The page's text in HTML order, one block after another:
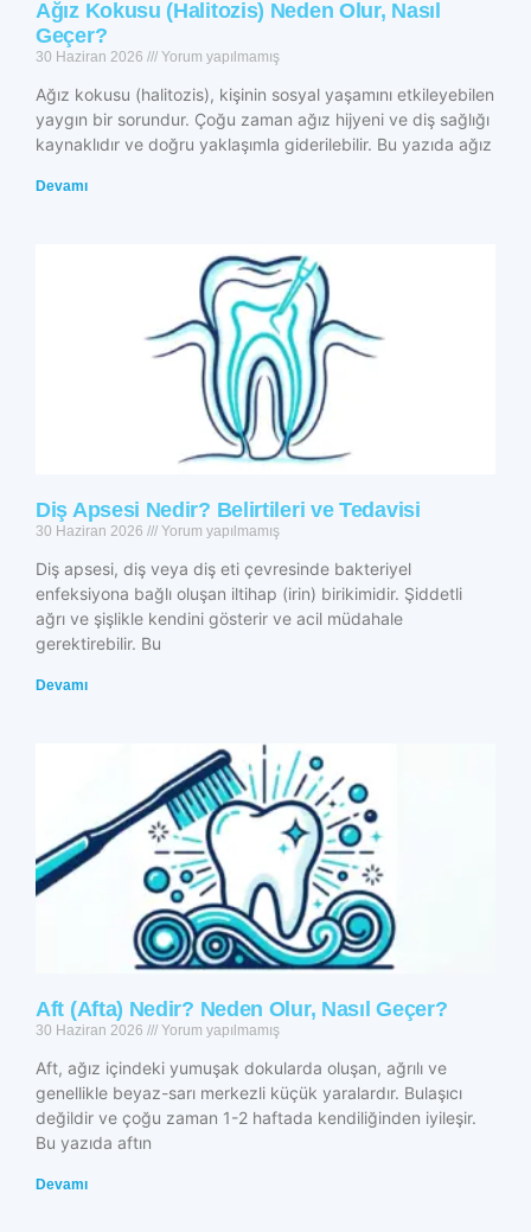
Ağız Kokusu (Halitozis) Neden Olur, Nasıl
Geçer?
30 Haziran 2026 Yorum yapılmamış
Ağız kokusu (halitozis), kişinin sosyal yaşamını etkileyebilen
yaygın bir sorundur. Çoğu zaman ağız hijyeni ve diş sağlığı
kaynaklıdır ve doğru yaklaşımla giderilebilir. Bu yazıda ağız
Devamı
Diş Apsesi Nedir? Belirtileri ve Tedavisi
30 Haziran 2026 Yorum yapılmamış
Diş apsesi, diş veya diş eti çevresinde bakteriyel
enfeksiyona bağlı oluşan iltihap (irin) birikimidir. Şiddetli
ağrı ve şişlikle kendini gösterir ve acil müdahale
gerektirebilir. Bu
Devamı
Aft (Afta) Nedir? Neden Olur, Nasıl Geçer?
30 Haziran 2026 Yorum yapılmamış
Aft, ağız içindeki yumuşak dokularda oluşan, ağrılı ve
genellikle beyaz-sarı merkezli küçük yaralardır. Bulaşıcı
değildir ve çoğu zaman 1-2 haftada kendiliğinden iyileşir.
Bu yazıda aftın
Devamı